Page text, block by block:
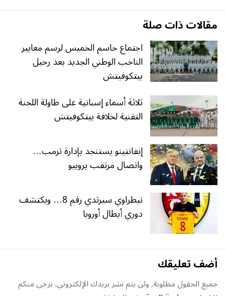
مقالات ذات صلة
اجتماع حاسم الخميس لرسم معايير
الناخب الوطني الجديد بعد رحيل
بيتكوفيتش
ثلاثة أسماء إسبانية على طاولة اللجنة
التقنية لخلافة بيتكوفيتش
إنفانتينو يستنجد بإدارة ترمب…
واتصال مرتقب بروبيو
تيطراوي سيرتدي رقم 8… ويكتشف
دوري أبطال أوروبا
أضف تعليقك
جميع الحقول مطلوبة, ولن يتم نشر بريدك الإلكتروني. يرجى منكم